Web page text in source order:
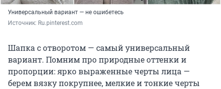
Универсальный вариант — не ошибетесь
Источник: Ru.pinterest.com
Шапка с отворотом — самый универсальный
вариант. Помним про природные оттенки и
пропорции: ярко выраженные черты лица —
берем вязку покрупнее, мелкие и тонкие черты